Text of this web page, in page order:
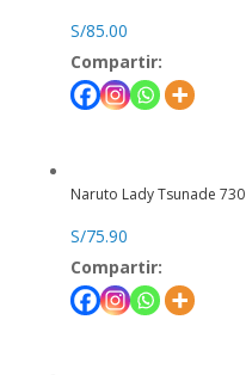
S/85.00
Compartir:
Naruto Lady Tsunade 730
S/75.90
Compartir: